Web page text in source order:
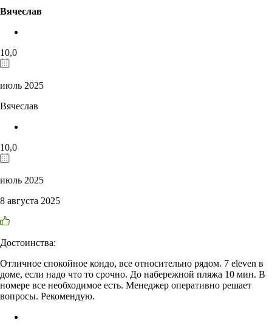
Вячеслав
10,0
июль 2025
Вячеслав
10,0
июль 2025
8 августа 2025
Достоинства:
Отличное спокойное кондо, все относительно рядом. 7 eleven в
доме, если надо что то срочно. До набережной пляжа 10 мин. В
номере все необходимое есть. Менеджер оперативно решает
вопросы. Рекомендую.